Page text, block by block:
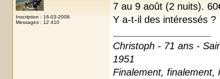
Inscription : 16-03-2008
Messages : 12 410
7 au 9 août (2 nuits).
Y a-t-il des intéressés ?
Christoph - 71 ans -
1951
Finalement, finalement,